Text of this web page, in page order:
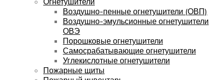
Воздушно-пенные огнетушители (ОВП)
Воздушно-эмульсионные огнетушители
ОВЭ
Порошковые огнетушители
Самосрабатывающие огнетушители
Углекислотные огнетушители
Пожарные щиты